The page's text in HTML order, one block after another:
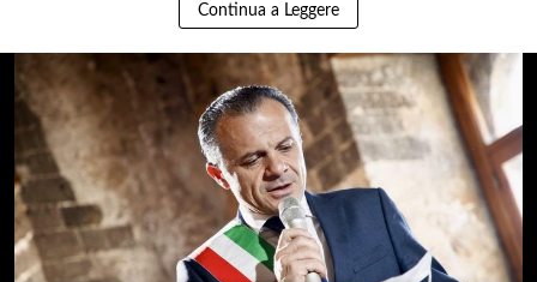
Continua a Leggere